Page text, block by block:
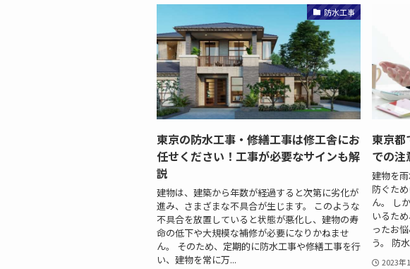
防水工事
東京の防水工事・修繕工事は修工舎にお
任せください！工事が必要なサインも解
説
建物は、建築から年数が経過すると次第に劣化が
進み、さまざまな不具合が生じます。 このような
不具合を放置していると状態が悪化し、建物の寿
命の低下や大規模な補修が必要になりかねませ
ん。 そのため、定期的に防水工事や修繕工事を行
い、建物を常に万...
東京都
での注
建物を
防ぐた
ん。 し
いるた
ったお
う。 防
2023年